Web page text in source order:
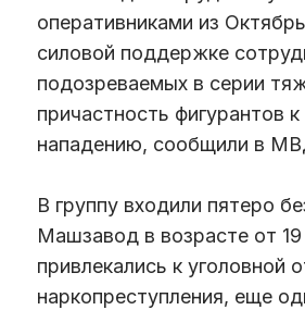
оперативниками из
силовой поддержке
подозреваемых в серии
причастность фигурантов
нападению, сообщили в
В группу входили пятеро
Машзавод в возрасте от
привлекались к уголовной
наркопреступления, еще